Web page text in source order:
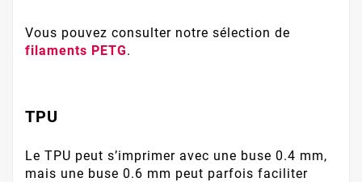
Vous pouvez consulter notre sélection de
filaments PETG.
TPU
Le TPU peut s’imprimer avec une buse 0.4 mm,
mais une buse 0.6 mm peut parfois faciliter